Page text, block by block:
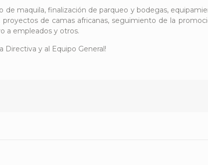
maquila, finalización de parqueo y bodegas,
de camas africanas, seguimiento de la
a empleados y otros.
Directiva y al Equipo General!